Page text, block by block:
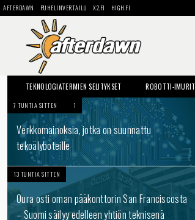
AFTERDAWN PUHELINVERTAILU X2.FI HIGH.FI
TEKNOLOGIATERMIEN SELITYKSET ROBOTTI-IMURIT
OPAS: KOVALEVYN VAIHTO
7 TUNTIA SITTEN 1
Verkkomainoksia, jotka on suunnattu
tekoälyboteille
13 TUNTIA SITTEN
Oura osti oman pääkonttorin San Franciscosta
– Suomi säilyy edelleen yhtiön teknisenä